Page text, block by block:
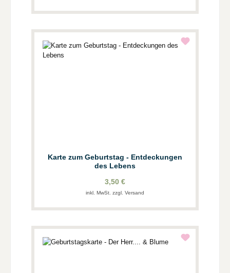
Karte zum Geburtstag - Entdeckungen
des Lebens
3,50 €
inkl. MwSt. zzgl. Versand